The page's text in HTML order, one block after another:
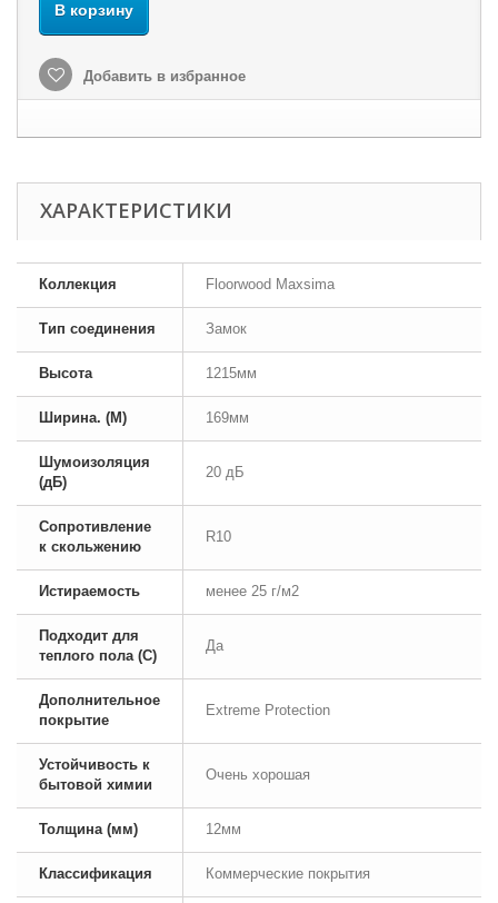
В корзину
Добавить в избранное
ХАРАКТЕРИСТИКИ
Коллекция Floorwood Maxsima
Тип соединения Замок
Высота 1215мм
Ширина. (М) 169мм
Шумоизоляция
(дБ)
20 дБ
Сопротивление
к скольжению
R10
Истираемость менее 25 г/м2
Подходит для
теплого пола (С)
Да
Дополнительное
покрытие
Extreme Protection
Устойчивость к
бытовой химии
Очень хорошая
Толщина (мм) 12мм
Классификация Коммерческие покрытия